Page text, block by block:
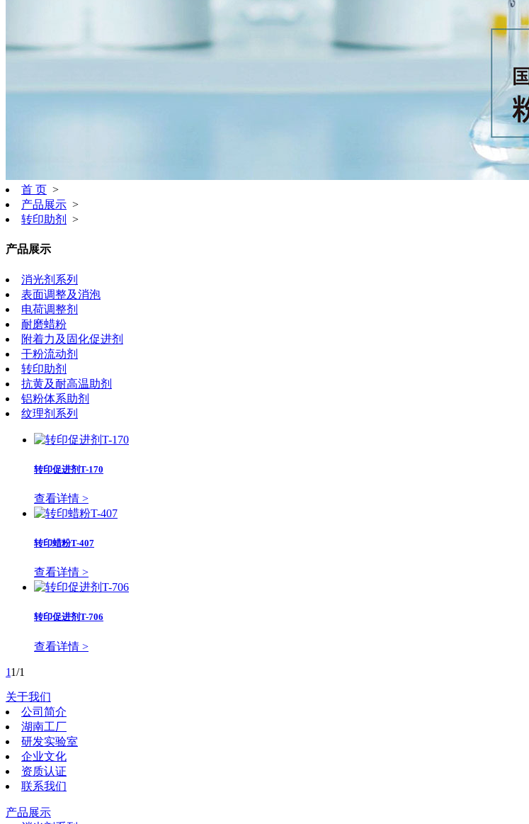
首 页 >
产品展示 >
转印助剂
>
产品展示
消光剂系列
表面调整及消泡
电荷调整剂
耐磨蜡粉
附着力及固化促进剂
干粉流动剂
转印助剂
抗黄及耐高温助剂
铝粉体系助剂
纹理剂系列
转印促进剂T-170
查看详情 >
转印蜡粉T-407
查看详情 >
转印促进剂T-706
查看详情 >
11/1
关于我们
公司简介
湖南工厂
研发实验室
企业文化
资质认证
联系我们
产品展示